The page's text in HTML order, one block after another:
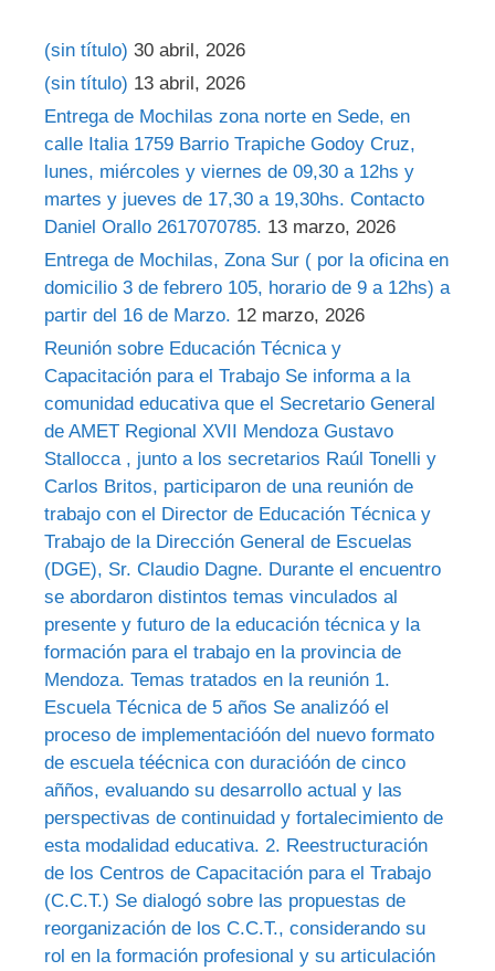
(sin título) 30 abril, 2026
(sin título) 13 abril, 2026
Entrega de Mochilas zona norte en Sede, en
calle Italia 1759 Barrio Trapiche Godoy Cruz,
lunes, miércoles y viernes de 09,30 a 12hs y
martes y jueves de 17,30 a 19,30hs. Contacto
Daniel Orallo 2617070785. 13 marzo, 2026
Entrega de Mochilas, Zona Sur ( por la oficina en
domicilio 3 de febrero 105, horario de 9 a 12hs) a
partir del 16 de Marzo. 12 marzo, 2026
Reunión sobre Educación Técnica y
Capacitación para el Trabajo Se informa a la
comunidad educativa que el Secretario General
de AMET Regional XVII Mendoza Gustavo
Stallocca , junto a los secretarios Raúl Tonelli y
Carlos Britos, participaron de una reunión de
trabajo con el Director de Educación Técnica y
Trabajo de la Dirección General de Escuelas
(DGE), Sr. Claudio Dagne. Durante el encuentro
se abordaron distintos temas vinculados al
presente y futuro de la educación técnica y la
formación para el trabajo en la provincia de
Mendoza. Temas tratados en la reunión 1.
Escuela Técnica de 5 años Se analizóó el
proceso de implementacióón del nuevo formato
de escuela téécnica con duracióón de cinco
añños, evaluando su desarrollo actual y las
perspectivas de continuidad y fortalecimiento de
esta modalidad educativa. 2. Reestructuración
de los Centros de Capacitación para el Trabajo
(C.C.T.) Se dialogó sobre las propuestas de
reorganización de los C.C.T., considerando su
rol en la formación profesional y su articulación